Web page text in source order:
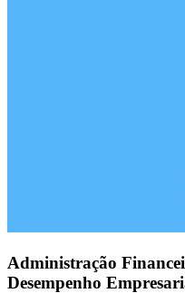
Administração
Desempenho